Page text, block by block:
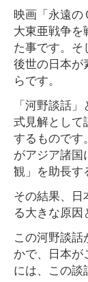
映画「永遠の
大東亜戦争を
た事です。そ
後世の日本が
らです。
「河野談話
式見解として
するものです
がアジア諸国
観」を助長す
その結果、
る大きな原因
この河野談
かで、日本
には、この談